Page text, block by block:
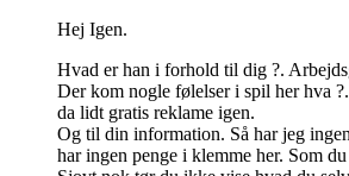
Hej Igen.
Hvad er han i forhold til dig ?.
Der kom nogle følelser i spil her hva
da lidt gratis reklame igen.
Og til din information. Så har jeg
har ingen penge i klemme her. Som du